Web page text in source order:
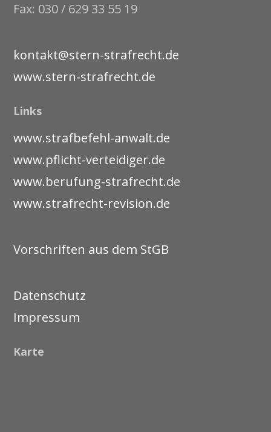
Fax: 030 / 629 33 55 19
kontakt@stern-strafrecht.de
www.stern-strafrecht.de
Links
www.strafbefehl-anwalt.de
www.pflicht-verteidiger.de
www.berufung-strafrecht.de
www.strafrecht-revision.de
Vorschriften aus dem StGB
Datenschutz
Impressum
Karte